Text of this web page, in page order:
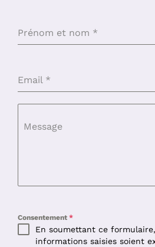
Prénom et nom *
Email *
Message
Consentement *
En soumettant ce
informations saisies soient